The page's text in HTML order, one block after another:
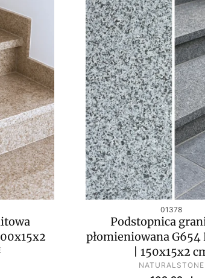
Kod produktu
01378
Podstopnica
płomieniowana G654
| 150x15x2
PRODUCENT
NATURALSTONE